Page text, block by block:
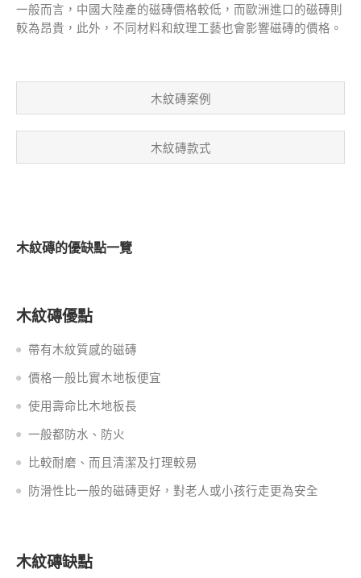
一般而言，中國大陸產的磁磚價格較低，而歐洲進口的磁磚則
較為昂貴，此外，不同材料和紋理工藝也會影響磁磚的價格。
木紋磚案例
木紋磚款式
木紋磚的優缺點一覽
木紋磚優點
帶有木紋質感的磁磚
價格一般比實木地板便宜
使用壽命比木地板長
一般都防水、防火
比較耐磨、而且清潔及打理較易
防滑性比一般的磁磚更好，對老人或小孩行走更為安全
木紋磚缺點